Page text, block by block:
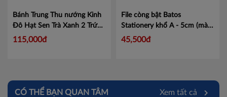
Bánh Trung Thu nướng Kinh
Đô Hạt Sen Trà Xanh 2 Trứng
đặc biệt 210g
115,000đ
File còng bật Batos
Stationery khổ A - 5cm (màu
xanh)Mã LAF-BA5
45,500đ
CÓ THỂ BẠN QUAN TÂM Xem tất cả